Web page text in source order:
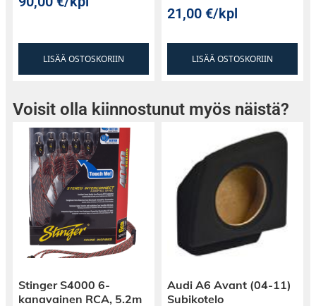
LISÄÄ OSTOSKORIIN
21,00€/kpl
LISÄÄ OSTOSKORIIN
Voisit olla kiinnostunut myös näistä?
Stinger S4000 6-
kanavainen RCA, 5.2m
Audi A6 Avant (04-11)
Subikotelo